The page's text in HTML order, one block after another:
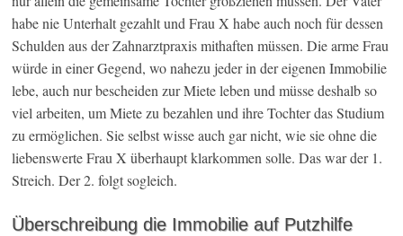
habe nie Unterhalt gezahlt und Frau X habe auch noch für dessen
Schulden aus der Zahnarztpraxis mithaften müssen. Die arme Frau
würde in einer Gegend, wo nahezu jeder in der eigenen Immobilie
lebe, auch nur bescheiden zur Miete leben und müsse deshalb so
viel arbeiten, um Miete zu bezahlen und ihre Tochter das Studium
zu ermöglichen. Sie selbst wisse auch gar nicht, wie sie ohne die
liebenswerte Frau X überhaupt klarkommen solle. Das war der 1.
Streich. Der 2. folgt sogleich.
Überschreibung die Immobilie auf Putzhilfe